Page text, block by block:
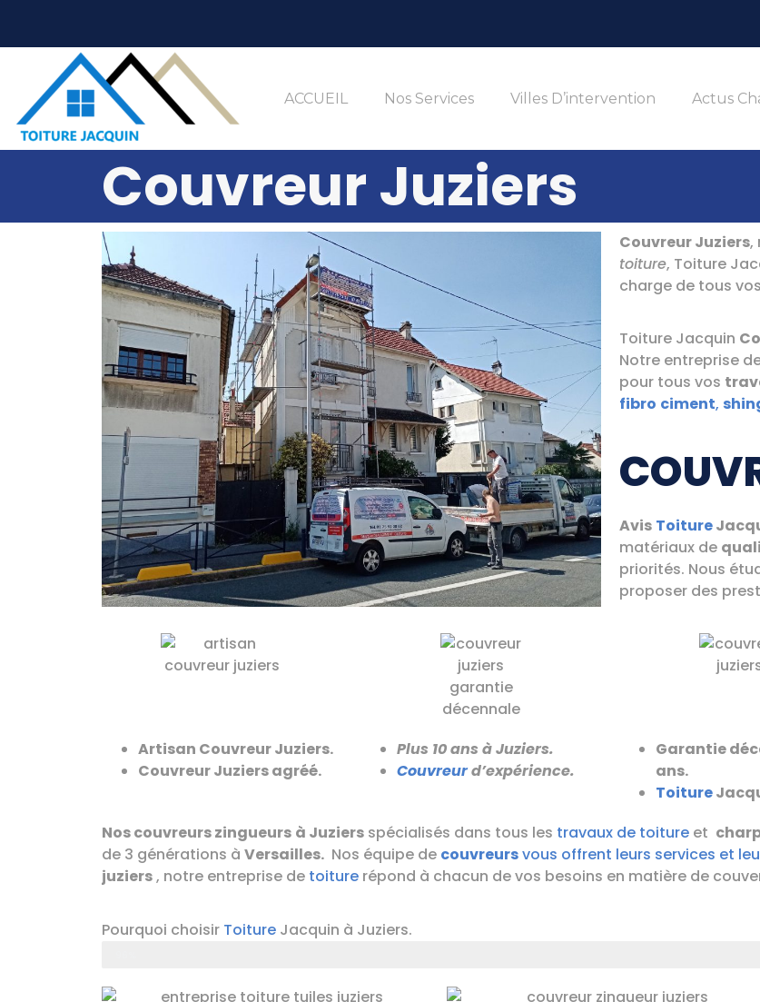
ACCUEIL Nos Services Villes D’intervention Actus
Couvreur Juziers
Couvreur Juziers,
toiture, Toiture
charge de tous
Toiture Jacquin
Notre entreprise
pour tous vos
fibro ciment,
Avis Toiture
matériaux de
priorités. Nous
proposer des
Artisan Couvreur Juziers.
Couvreur Juziers agréé.
Plus 10 ans à Juziers.
Couvreurd’expérience.
Garantie
ans.
Toiture
Nos couvreurs zingueurs à Juziers spécialisés dans tous les travaux de toiture et
de 3 générations à Versailles. Nos équipe de couvreursvous offrent leurs services et
juziers, notre entreprise de toiture répond à chacun de vos besoins en matière de
Pourquoi choisir Toiture Jacquin à Juziers.